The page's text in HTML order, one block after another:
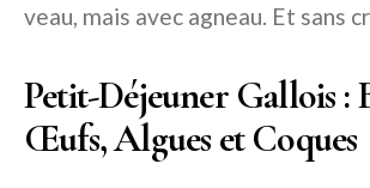
veau, mais avec agneau. Et sans
Petit-Déjeuner Gallois :
Œufs, Algues et Coques